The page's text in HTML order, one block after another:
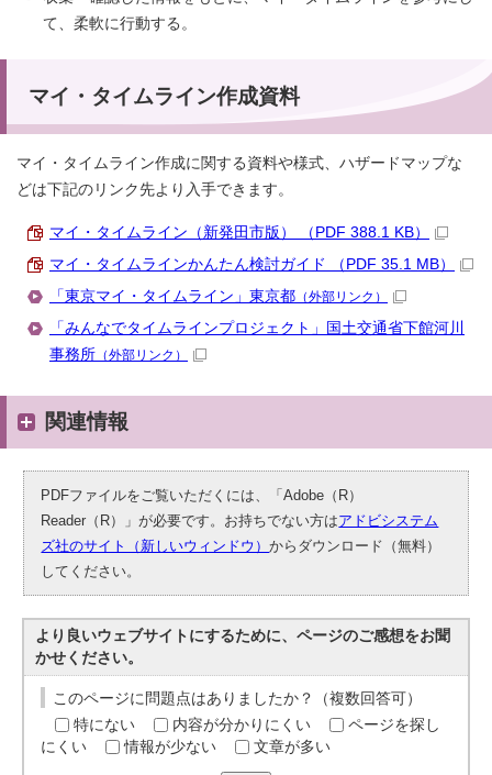
て、柔軟に行動する。
マイ・タイムライン作成資料
マイ・タイムライン作成に関する資料や様式、ハザードマップな
どは下記のリンク先より入手できます。
マイ・タイムライン（新発田市版） （PDF 388.1 KB）
マイ・タイムラインかんたん検討ガイド （PDF 35.1 MB）
「東京マイ・タイムライン」東京都 （外部リンク）
「みんなでタイムラインプロジェクト」国土交通省下館河川
事務所 （外部リンク）
関連情報
PDFファイルをご覧いただくには、「Adobe（R）
Reader（R）」が必要です。お持ちでない方はアドビシステム
ズ社のサイト（新しいウィンドウ）からダウンロード（無料）
してください。
より良いウェブサイトにするために、ページのご感想をお聞
かせください。
このページに問題点はありましたか？（複数回答可）
特にない
内容が分かりにくい
ページを探し
にくい
情報が少ない 文章が多い